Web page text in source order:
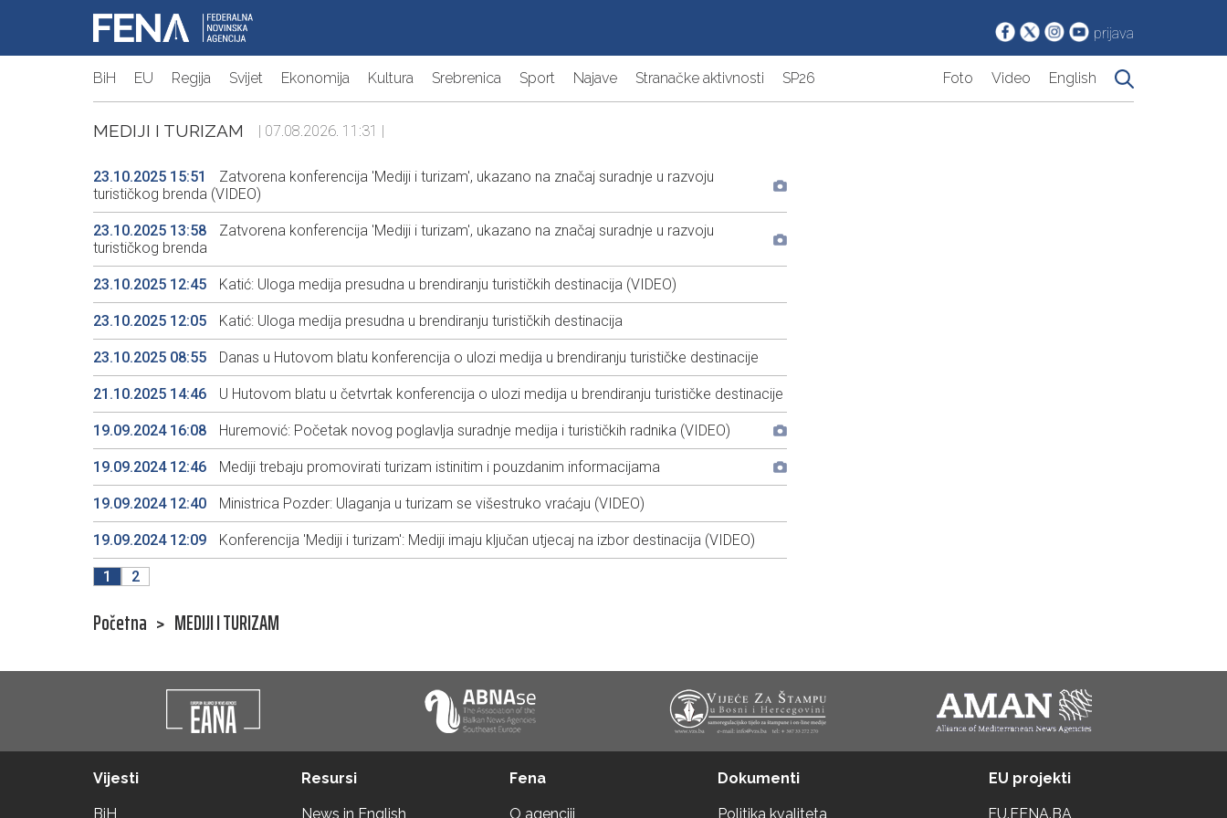
prijava
BiH EU Regija Svijet Ekonomija Kultura Srebrenica Sport Najave Stranačke aktivnosti SP26 Foto Video English
MEDIJI I TURIZAM | 07.08.2026. 11:31 |
23.10.2025 15:51
Zatvorena konferencija 'Mediji i turizam', ukazano na značaj suradnje u razvoju
turističkog brenda (VIDEO)
23.10.2025 13:58
Zatvorena konferencija 'Mediji i turizam', ukazano na značaj suradnje u razvoju
turističkog brenda
23.10.2025 12:45 Katić: Uloga medija presudna u brendiranju turističkih destinacija (VIDEO)
23.10.2025 12:05 Katić: Uloga medija presudna u brendiranju turističkih destinacija
23.10.2025 08:55 Danas u Hutovom blatu konferencija o ulozi medija u brendiranju turističke destinacije
21.10.2025 14:46 U Hutovom blatu u četvrtak konferencija o ulozi medija u brendiranju turističke destinacije
19.09.2024 16:08 Huremović: Početak novog poglavlja suradnje medija i turističkih radnika (VIDEO)
19.09.2024 12:46 Mediji trebaju promovirati turizam istinitim i pouzdanim informacijama
19.09.2024 12:40 Ministrica Pozder: Ulaganja u turizam se višestruko vraćaju (VIDEO)
19.09.2024 12:09 Konferencija 'Mediji i turizam': Mediji imaju ključan utjecaj na izbor destinacija (VIDEO)
1 2
Početna > MEDIJI I TURIZAM
Vijesti
BiH
Resursi
News in English
Fena
O agenciji
Dokumenti
Politika kvaliteta
EU projekti
EU.FENA.BA